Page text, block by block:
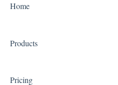
Home
Products
Pricing